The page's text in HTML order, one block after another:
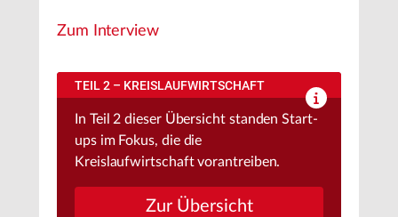
Zum Interview
TEIL 2 – KREISLAUFWIRTSCHAFT
In Teil 2 dieser Übersicht standen Start-
ups im Fokus, die die
Kreislaufwirtschaft vorantreiben.
Zur Übersicht